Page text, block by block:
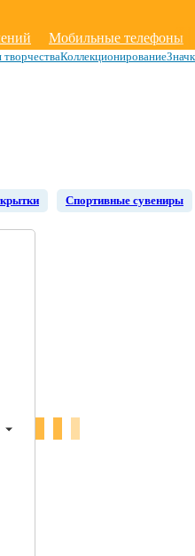
Мобильные телефоны
Коллекционирование
Спортивные сувениры